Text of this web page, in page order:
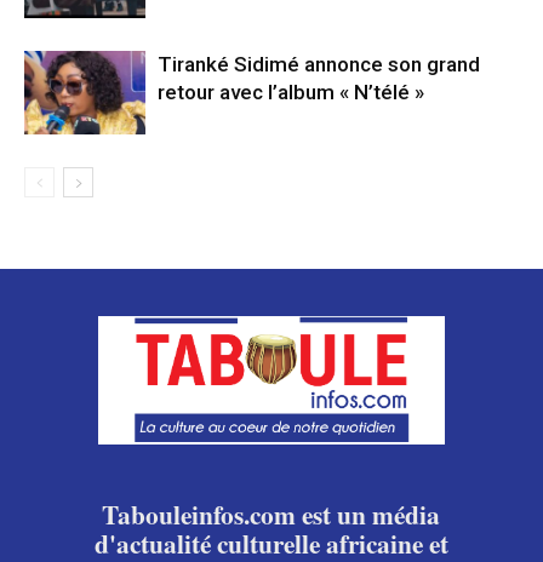
Tiranké Sidimé annonce son grand
retour avec l’album « N’télé »
Tabouleinfos.com est un média
d'actualité culturelle africaine et